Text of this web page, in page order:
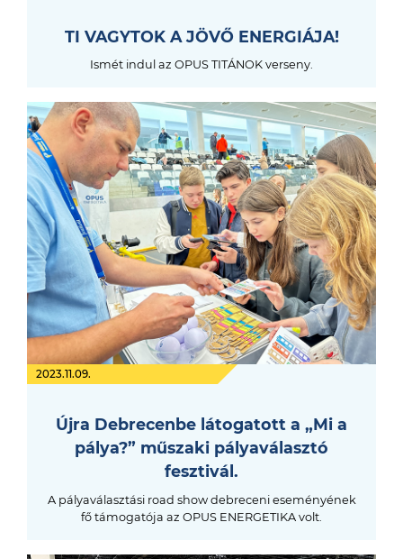
TI VAGYTOK A JÖVŐ ENERGIÁJA!
Ismét indul az OPUS TITÁNOK verseny.
2023.11.09.
Újra Debrecenbe látogatott a „Mi a
pálya?” műszaki pályaválasztó
fesztivál.
A pályaválasztási road show debreceni eseményének
fő támogatója az OPUS ENERGETIKA volt.